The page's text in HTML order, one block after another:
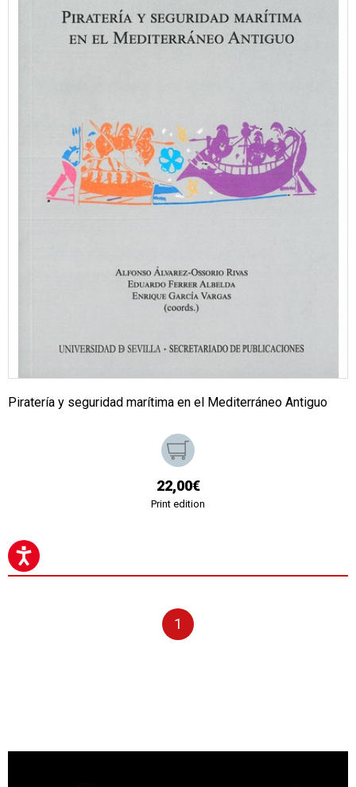
Piratería y seguridad marítima en el Mediterráneo Antiguo
22,00€
Print edition
1